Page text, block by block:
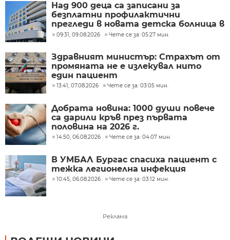
Над 900 деца са записани за
безплатни профилактични
прегледи в новата детска болница в
Бургас
09:31, 09.08.2026 Чете се за: 05:27 мин.
Здравният министър: Страхът от
промяната не е излекувал нито
един пациент
13:41, 07.08.2026 Чете се за: 03:05 мин.
Добрата новина: 1000 души повече
са дарили кръв през първата
половина на 2026 г.
14:50, 06.08.2026 Чете се за: 04:07 мин.
В УМБАЛ Бургас спасиха пациент с
тежка легионелна инфекция
10:45, 06.08.2026 Чете се за: 03:12 мин.
Реклама